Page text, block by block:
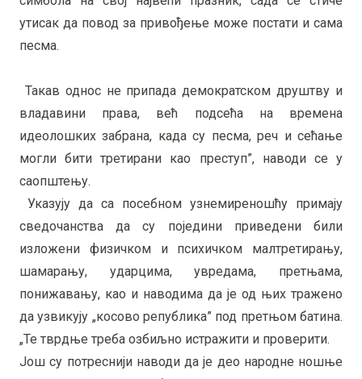
утисак да повод за привођење може постати и сама
песма.
Такав однос не припада демократском друштву и
владавини права, већ подсећа на времена
идеолошких забрана, када су песма, реч и сећање
могли бити третирани као преступ”, наводи се у
саопштењу.
Указују да са посебном узнемиреношћу примају
сведочанства да су поједини приведени били
изложени физичком и психичком малтретирању,
шамарању, ударцима, увредама, претњама,
понижавању, као и наводима да је од њих тражено
да узвикују „косово република” под претњом батина.
„Те тврдње треба озбиљно истражити и проверити.
Још су потреснији наводи да је део народне ношње